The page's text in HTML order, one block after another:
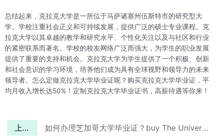
总结起来，克拉克大学是一所位于马萨诸塞州伍斯特市的研究型大
学。学校注重社会正义和可持续发展，提供广泛的硕士专业课程。克
拉克大学以其卓越的教学和研究水平、个性化关注以及与社区和行业
的紧密联系而著名。学校的校友网络广泛而强大，为学生的职业发展
提供了重要的支持和机会。克拉克大学为学生提供了一个积极、创新
和社会意识的学习环境，培养他们成为具有全球视野和领导力的未来
领导者。怎么定做克拉克大学毕业证呢？购买克拉克大学毕业证，平
均月收入增长达50%！定制克拉克大学毕业证书，高薪待遇等你来！
上一篇 如何办理芝加哥大学毕业证？buy The University of Chicago diploma